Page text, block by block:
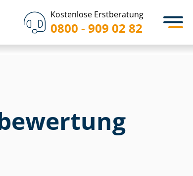
Kostenlose Erstberatung
0800 - 909 02 82